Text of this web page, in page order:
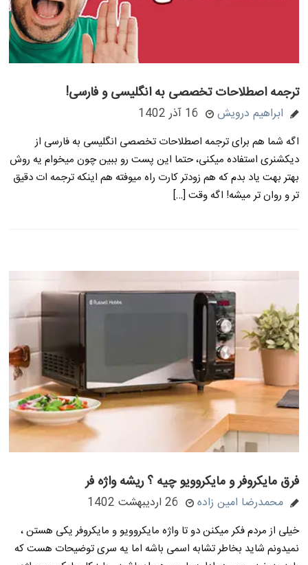
ترجمه اصطلاحات تخصصی به انگلیسی و فارسی!
ابراهیم درویش 16 آذر 1402
اگه شما هم برای ترجمه اصطلاحات تخصصی انگلیسی به فارسی از
دیکشنری استفاده میکنی، حتما این پست رو ببین چون میخوام یه روش
بهتر بهت یاد بدم که هم زودتر کارت راه میوفته هم اینکه ترجمه ات دقیق
تر و روان تر میشه! اگه وقت […]
فرق مایکروفر و مایکروویو چیه ؟ ریشه واژه فر
محمدرضا امین زاده 26 اردیبهشت 1402
خیلی از مردم فکر میکنن دو تا واژه مایکروویو و مایکروفر یکی هستن ،
نمیدونم شاید بخاطر تشابه اسمی باشه اما یه سری توضیحات هست که